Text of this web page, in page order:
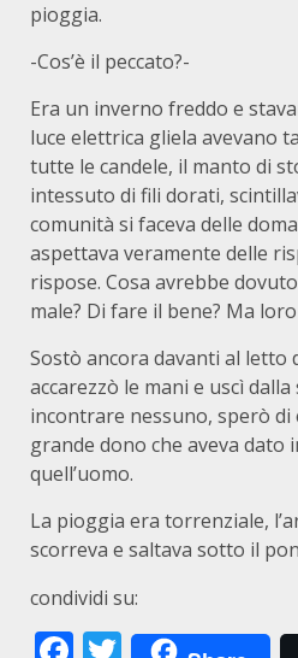
pioggia.
-Cos’è il peccato?-
Era un inverno freddo e
luce elettrica gliela avevano
tutte le candele, il manto di
intessuto di fili dorati,
comunità si faceva delle
aspettava veramente delle
rispose. Cosa avrebbe
male? Di fare il bene? Ma
Sostò ancora davanti al letto
accarezzò le mani e uscì
incontrare nessuno, sperò di
grande dono che aveva dato
quell’uomo.
La pioggia era torrenziale,
scorreva e saltava sotto il
condividi su: